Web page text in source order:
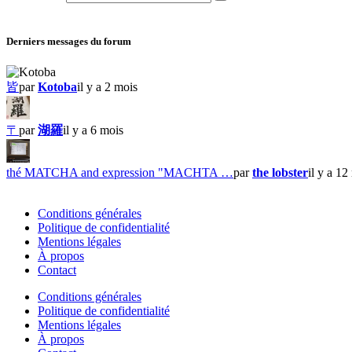
Derniers messages du forum
皆parKotobail y a 2 mois
〒 par湖羅il y a 6 mois
thé MATCHA and expression "MACHTA …parthe lobsteril y a 12
Conditions générales
Politique de confidentialité
Mentions légales
À propos
Contact
Conditions générales
Politique de confidentialité
Mentions légales
À propos